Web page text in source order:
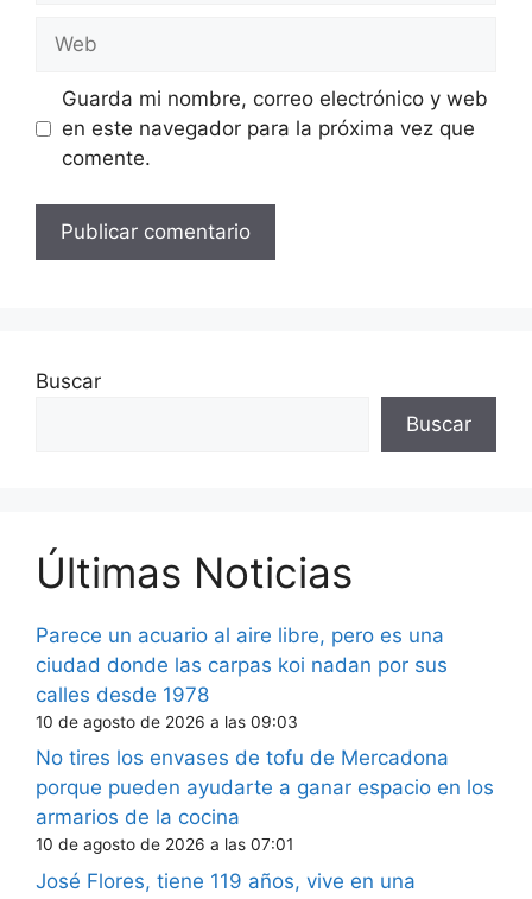
Web
Guarda mi nombre, correo electrónico y web
en este navegador para la próxima vez que
comente.
Buscar
Buscar
Últimas Noticias
Parece un acuario al aire libre, pero es una
ciudad donde las carpas koi nadan por sus
calles desde 1978
10 de agosto de 2026 a las 09:03
No tires los envases de tofu de Mercadona
porque pueden ayudarte a ganar espacio en los
armarios de la cocina
10 de agosto de 2026 a las 07:01
José Flores, tiene 119 años, vive en una